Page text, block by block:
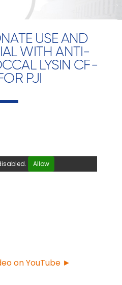
USE AND
WITH ANTI-
LYSIN CF-
PJI
Allow
on YouTube ►